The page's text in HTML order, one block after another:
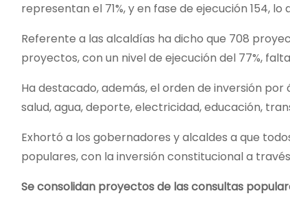
representan el 71%, y en fase de ejecución 154, lo
Referente a las alcaldías ha dicho que 708
proyectos, con un nivel de ejecución del 77%,
Ha destacado, además, el orden de inversión
salud, agua, deporte, electricidad, educación,
Exhortó a los gobernadores y alcaldes a que
populares, con la inversión constitucional a
Se consolidan proyectos de las consultas